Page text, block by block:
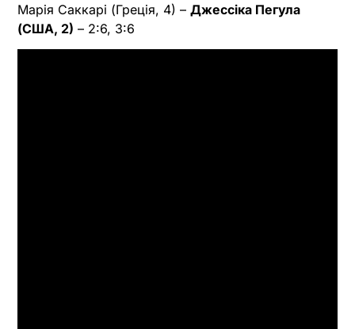
Марія Саккарі (Греція, 4) – Джессіка Пегула
(США, 2) – 2:6, 3:6